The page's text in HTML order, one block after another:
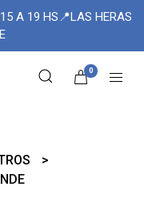
A 19 HS📍LAS HERAS
0